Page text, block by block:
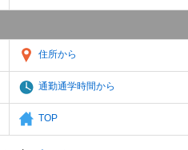
住所から
通勤通学時間から
TOP